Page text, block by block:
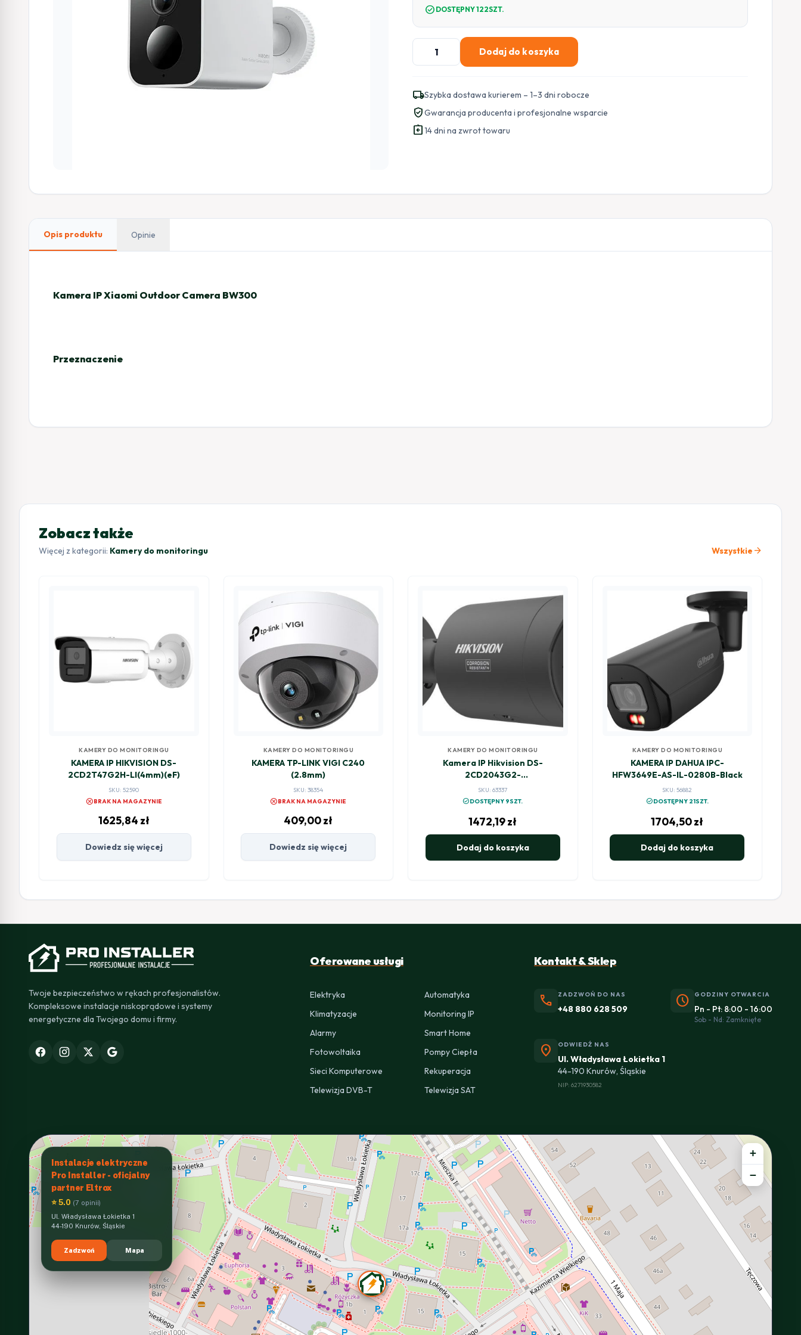
check_circle DOSTĘPNY 122SZT.
ilość
Kamera
Xiaomi
Outdoor
Camera
BW300
Dodaj do koszyka
local_shippingSzybka dostawa kurierem – 1–3 dni robocze
verified_userGwarancja producenta i profesjonalne wsparcie
assignment_return14 dni na zwrot towaru
Opis produktu Opinie
Kamera IP Xiaomi Outdoor Camera BW300
Przeznaczenie
Zobacz także
Więcej z kategorii: Kamery do monitoringu Wszystkie arrow_forward
KAMERY DO MONITORINGU
KAMERA IP HIKVISION DS-
2CD2T47G2H-LI(4mm)(eF)
SKU: 52590
cancelBRAK NA MAGAZYNIE
1625,84 zł
Dowiedz się więcej
KAMERY DO MONITORINGU
KAMERA TP-LINK VIGI C240
(2.8mm)
SKU: 38354
cancelBRAK NA MAGAZYNIE
409,00zł
Dowiedz się więcej
KAMERY DO MONITORINGU
Kamera IP Hikvision DS-
2CD2043G2-
LIZ2UY(2.8/4mm)/BLACK
SKU: 63337
check_circleDOSTĘPNY 9SZT.
1472,19zł
Dodaj do koszyka
KAMERY DO MONITORINGU
KAMERA IP DAHUA IPC-
HFW3649E-AS-IL-0280B-Black
SKU: 56882
check_circleDOSTĘPNY 21SZT.
1704,50zł
Dodaj do koszyka
Twoje bezpieczeństwo w rękach profesjonalistów.
Kompleksowe instalacje niskoprądowe i systemy
energetyczne dla Twojego domu i firmy.
Oferowane usługi
Elektryka
Automatyka
Klimatyzacje
Monitoring IP
Alarmy
Smart Home
Fotowoltaika
Pompy Ciepła
Sieci Komputerowe
Rekuperacja
Telewizja DVB-T
Telewizja SAT
Kontakt & Sklep
phone ZADZWOŃ DO NAS
+48 880 628 509 schedule GODZINY OTWARCIA
Pn - Pt: 8:00 - 16:00
Sob - Nd: Zamknięte
location_on ODWIEDŹ NAS
Ul. Władysława Łokietka 1
44-190 Knurów, Śląskie
NIP: 6271930582
Instalacje elektryczne
Pro Installer - oficjalny
partner Eltrox
⭐ 5.0 (7 opinii)
Ul. Władysława Łokietka 1
44-190 Knurów, Śląskie
Zadzwoń Mapa
+
−